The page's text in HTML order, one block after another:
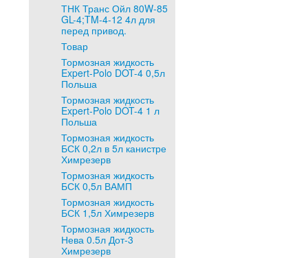
ТНК Транс Ойл 80W-85
GL-4;TM-4-12 4л для
перед привод.
Товар
Тормозная жидкость
Expert-Polo DOT-4 0,5л
Польша
Тормозная жидкость
Expert-Polo DOT-4 1 л
Польша
Тормозная жидкость
БСК 0,2л в 5л канистре
Химрезерв
Тормозная жидкость
БСК 0,5л ВАМП
Тормозная жидкость
БСК 1,5л Химрезерв
Тормозная жидкость
Нева 0.5л Дот-3
Химрезерв